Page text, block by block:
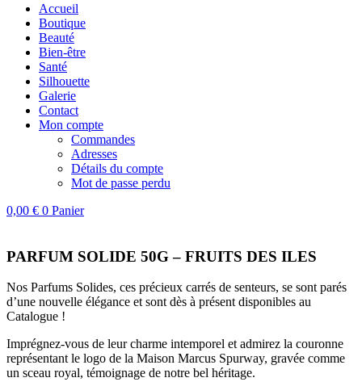
Accueil
Boutique
Beauté
Bien-être
Santé
Silhouette
Galerie
Contact
Mon compte
Commandes
Adresses
Détails du compte
Mot de passe perdu
0,00 € 0 Panier
PARFUM SOLIDE 50G – FRUITS DES ILES
Nos Parfums Solides, ces précieux carrés de senteurs, se sont parés
d’une nouvelle élégance et sont dès à présent disponibles au
Catalogue !
Imprégnez-vous de leur charme intemporel et admirez la couronne
représentant le logo de la Maison Marcus Spurway, gravée comme
un sceau royal, témoignage de notre bel héritage.